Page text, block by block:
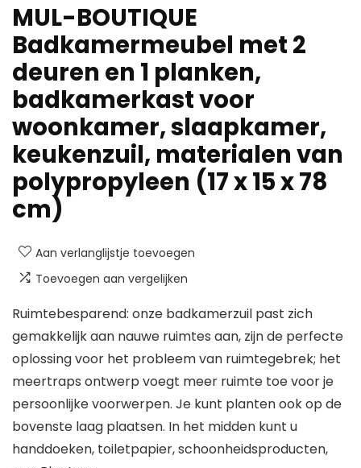
MUL-BOUTIQUE
Badkamermeubel met 2
deuren en 1 planken,
badkamerkast voor
woonkamer, slaapkamer,
keukenzuil, materialen van
polypropyleen (17 x 15 x 78
cm)
Aan verlanglijstje toevoegen
Toevoegen aan vergelijken
Ruimtebesparend: onze badkamerzuil past zich
gemakkelijk aan nauwe ruimtes aan, zijn de perfecte
oplossing voor het probleem van ruimtegebrek; het
meertraps ontwerp voegt meer ruimte toe voor je
persoonlijke voorwerpen. Je kunt planten ook op de
bovenste laag plaatsen. In het midden kunt u
handdoeken, toiletpapier, schoonheidsproducten,